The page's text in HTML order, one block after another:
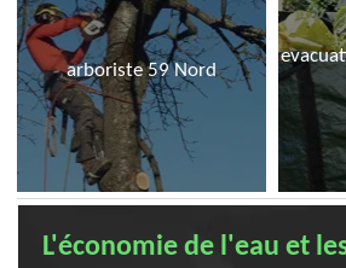
arboriste 59 Nord
L'économie de l'eau et